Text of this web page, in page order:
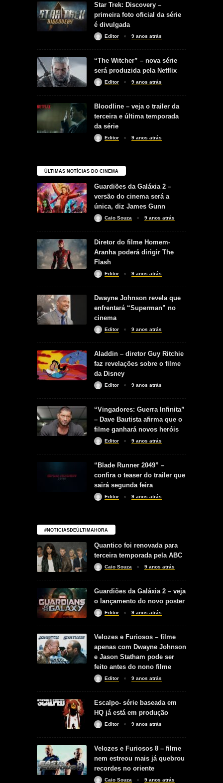
Star Trek: Discovery –
primeira foto oficial da série
é divulgada
Editor 9 anos atrás
“The Witcher” – nova série
será produzida pela Netflix
Editor 9 anos atrás
Bloodline – veja o trailer da
terceira e última temporada
da série
Editor 9 anos atrás
ÚLTIMAS NOTÍCIAS DO CINEMA
Guardiões da Galáxia 2 –
versão do cinema será a
única, diz James Gunn
Caio Souza 9 anos atrás
Diretor do filme Homem-
Aranha poderá dirigir The
Flash
Editor 9 anos atrás
Dwayne Johnson revela que
enfrentará “Superman” no
cinema
Editor 9 anos atrás
Aladdin – diretor Guy Ritchie
faz revelações sobre o filme
da Disney
Editor 9 anos atrás
“Vingadores: Guerra Infinita”
– Dave Bautista afirma que o
filme ganhará novos heróis
Editor 9 anos atrás
“Blade Runner 2049” –
confira o teaser do trailer que
sairá segunda feira
Editor 9 anos atrás
#NOTICIASDEÚLTIMAHORA
Quantico foi renovada para
terceira temporada pela ABC
Caio Souza 9 anos atrás
Guardiões da Galáxia 2 – veja
o lançamento do novo poster
Editor 9 anos atrás
Velozes e Furiosos – filme
apenas com Dwayne Johnson
e Jason Statham pode ser
feito antes do nono filme
Editor 9 anos atrás
Escalpo- série baseada em
HQ já está em produção
Editor 9 anos atrás
Velozes e Furiosos 8 – filme
nem estreou mais já quebrou
recordes no oriente
Caio Souza 9 anos atrás